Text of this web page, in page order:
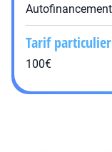
Tarif particulier
100€